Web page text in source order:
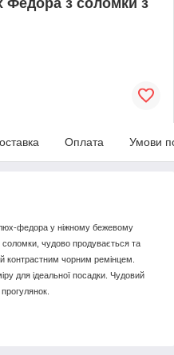
Оплата Умови
федора у ніжному бежевому
соломки, чудово продувається та
контрастним чорним ремінцем.
для ідеальної посадки. Чудовий